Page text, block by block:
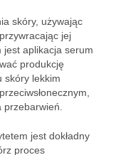
skóry, używając
jej
jest aplikacja serum
produkcję
skóry lekkim
jest dokładny
proces